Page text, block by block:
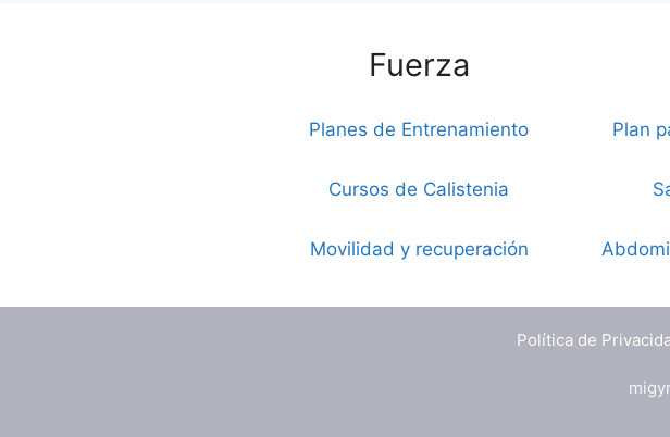
Fuerza
Planes de Entrenamiento
Cursos de Calistenia
Movilidad y recuperación
Plan
Política de